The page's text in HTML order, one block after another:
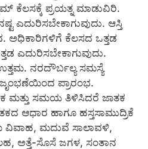
ಕೆಲಸಕ್ಕೆ ಪ್ರಯತ್ನ ಮಾಡುವಿರಿ.
ಎದುರಿಸಬೇಕಾಗುವುದು. ಆಸ್ತಿ
ಅಧಿಕಾರಿಗಳಿಗೆ ಕೆಲಸದ ಒತ್ತಡ
ಎದುರಿಸಬೇಕಾಗುವುದು.
ನರದೌರ್ಬಲ್ಯ ಸಮಸ್ಯೆ
ಪ್ರಾರಂಭ.
ಮತ್ತು ಸಮಯ ತಿಳಿಸಿದರೆ ಜಾತಕ
ಆಧಾರ ಹಾಗೂ ಹಸ್ತಸಾಮುದ್ರಿಕೆ
ವಿವಾಹ, ಮದುವೆ ಸಾಲಾವಳಿ,
ಅತ್ತೆ-ಸೊಸೆ ಜಗಳ, ಸಂತಾನ